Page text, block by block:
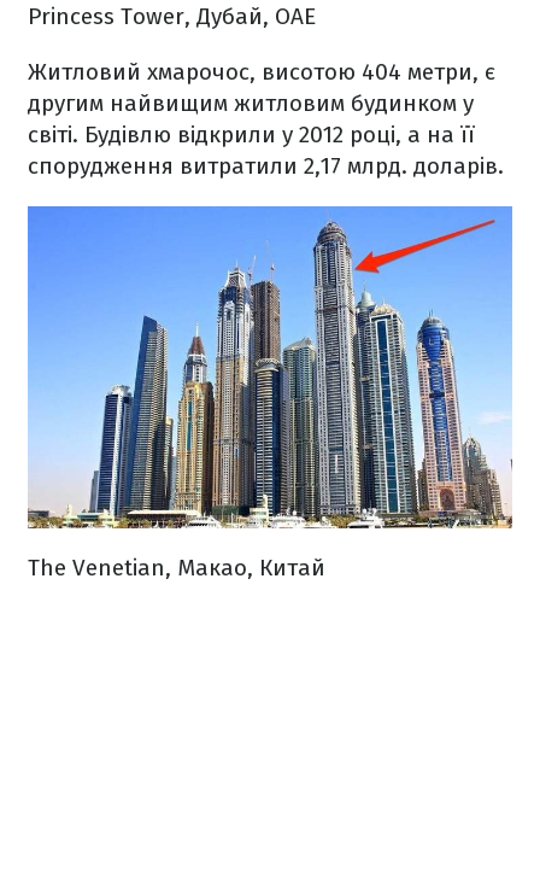
Princess Tower, Дубай, ОАЕ
Житловий хмарочос, висотою 404 метри, є
другим найвищим житловим будинком у
світі. Будівлю відкрили у 2012 році, а на її
спорудження витратили 2,17 млрд. доларів.
The Venetian, Макао, Китай